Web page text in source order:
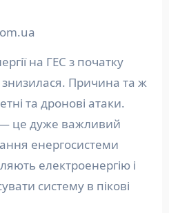
на ГЕС з початку
Причина та ж
та дронові атаки.
— це дуже важливий
енергосистеми
електроенергію і
систему в пікові